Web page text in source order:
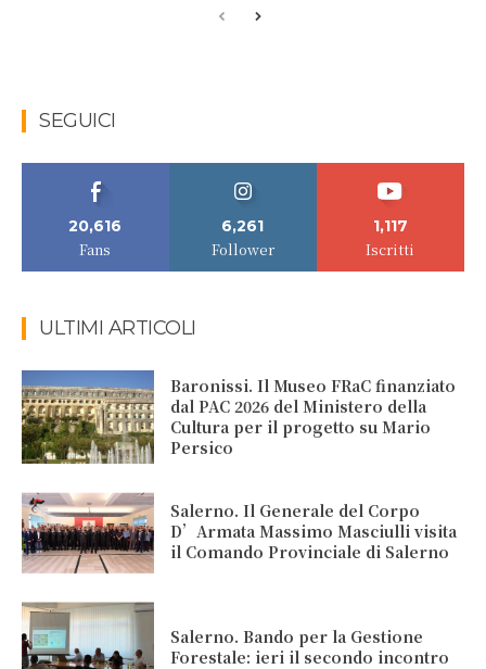
SEGUICI
20,616
Fans
6,261
Follower
1,117
Iscritti
ULTIMI ARTICOLI
Baronissi. Il Museo FRaC finanziato
dal PAC 2026 del Ministero della
Cultura per il progetto su Mario
Persico
Salerno. Il Generale del Corpo
D’Armata Massimo Masciulli visita
il Comando Provinciale di Salerno
Salerno. Bando per la Gestione
Forestale: ieri il secondo incontro